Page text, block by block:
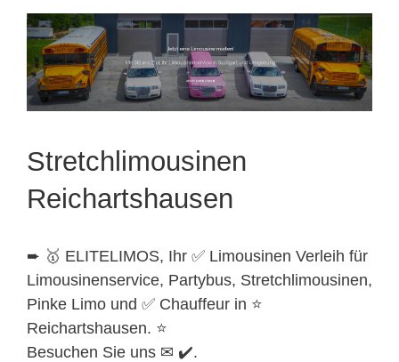
Stretchlimousinen
Reichartshausen
➨ 🥇 ELITELIMOS, Ihr ✅ Limousinen Verleih für
Limousinenservice, Partybus, Stretchlimousinen,
Pinke Limo und ✅ Chauffeur in ⭐
Reichartshausen. ⭐
Besuchen Sie uns ✉ ✔️.